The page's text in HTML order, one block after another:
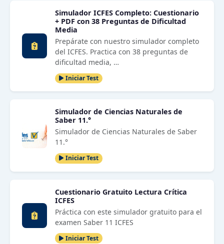
Simulador ICFES Completo: Cuestionario
+ PDF con 38 Preguntas de Dificultad
Media
Prepárate con nuestro simulador completo
del ICFES. Practica con 38 preguntas de
dificultad media, …
Iniciar Test
Simulador de Ciencias Naturales de
Saber 11.°
Simulador de Ciencias Naturales de Saber
11.°
Iniciar Test
Cuestionario Gratuito Lectura Crítica
ICFES
Práctica con este simulador gratuito para el
examen Saber 11 ICFES
Iniciar Test